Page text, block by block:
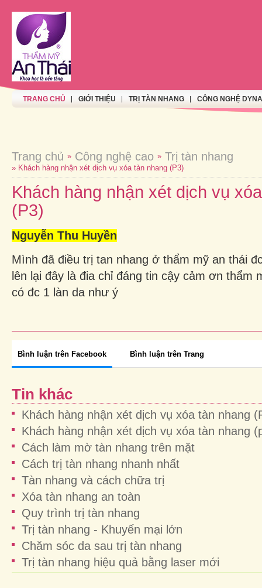
TRANG CHỦ GIỚI THIỆU TRỊ TÀN NHANG CÔNG NGHỆ
Trang chủ » Công nghệ cao » Trị tàn nhang
» Khách hàng nhận xét dịch vụ xóa tàn nhang (P3)
Khách hàng nhận xét dịch vụ
(P3)
Nguyễn Thu Huyền
Mình đã điều trị tan nhang ở thẩm mỹ an thái
lên lại đây là đia chỉ đáng tin cậy cảm ơn thẩm
có đc 1 làn da như ý
Bình luận trên Facebook Bình luận trên Trang
Tin khác
Khách hàng nhận xét dịch vụ xóa tàn nhang
Khách hàng nhận xét dịch vụ xóa tàn nhang
Cách làm mờ tàn nhang trên mặt
Cách trị tàn nhang nhanh nhất
Tàn nhang và cách chữa trị
Xóa tàn nhang an toàn
Quy trình trị tàn nhang
Trị tàn nhang - Khuyến mại lớn
Chăm sóc da sau trị tàn nhang
Trị tàn nhang hiệu quả bằng laser mới